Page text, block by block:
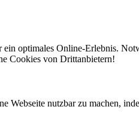
optimales Online-Erlebnis.
Cookies von Drittanbietern!
Webseite nutzbar zu machen,